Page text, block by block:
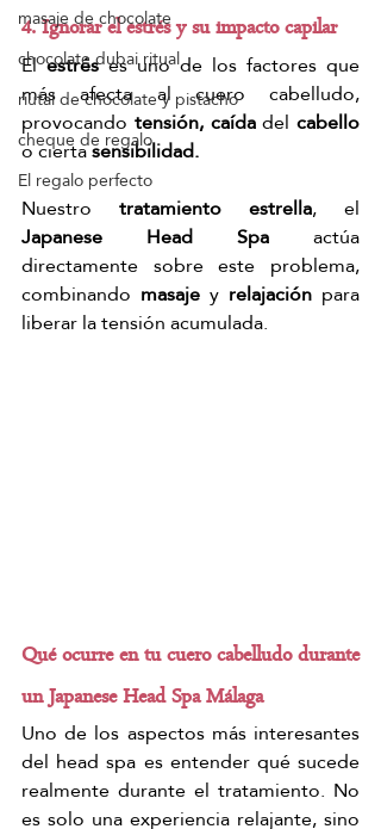
masaje de chocolate
chocolate dubai ritual
riutal de chocolate y pistacho
cheque de regalo
El regalo perfecto
4. Ignorar el estrés y su impacto capilar
El estrés es uno de los factores que
más afecta al cuero cabelludo,
provocando tensión, caída del cabello
o cierta sensibilidad.
Nuestro tratamiento estrella
Japanese Head Spa actúa
directamente sobre este problema,
combinando masaje y relajación para
liberar la tensión acumulada.
Qué ocurre en tu cuero cabelludo durante
un Japanese Head Spa Málaga
Uno de los aspectos más interesantes
del head spa es entender qué sucede
realmente durante el tratamiento. No
es solo una experiencia relajante, sino